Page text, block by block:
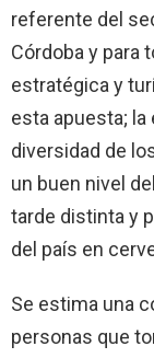
referente del
Córdoba y para
estratégica y
esta apuesta; la
diversidad de
un buen nivel
tarde distinta y
del país en
Se estima una
personas que